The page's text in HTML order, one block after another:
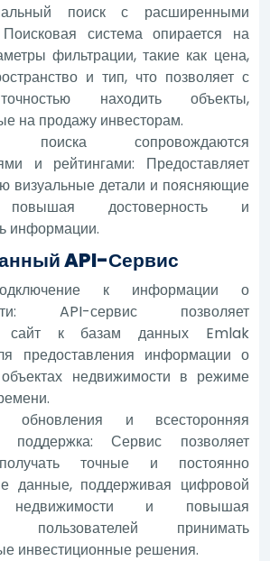
поиск с расширенными
система опирается на
фильтрации, такие как цена,
и тип, что позволяет с
находить объекты,
на продажу инвесторам.
поиска сопровождаются
и рейтингами: Предоставляет
визуальные детали и поясняющие
повышая достоверность и
информации.
API-Сервис
к информации о
API-сервис позволяет
сайт к базам данных Emlak
предоставления информации о
недвижимости в режиме
обновления и всесторонняя
поддержка: Сервис позволяет
точные и постоянно
данные, поддерживая цифровой
недвижимости и повышая
пользователей принимать
инвестиционные решения.